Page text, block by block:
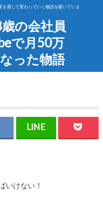
通して変わっていく物語を書いていま
の会社員
で月50万
った物語
いけない！